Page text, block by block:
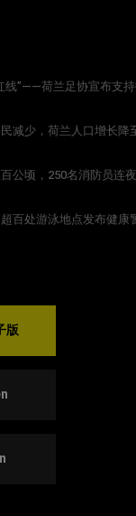
线”——荷兰足协宣布支持
减少，荷兰人口增长降
公顷，250名消防员连
百处游泳地点发布健康
版